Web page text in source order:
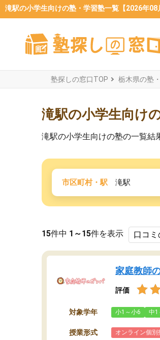
滝駅の小学生向けの塾・学習塾一覧【2026年08
塾探しの窓口TOP 栃木県の塾
滝駅の小学生向け
滝駅の小学生向けの塾の一覧結
市区町村・駅 滝駅
15件中 1～15件を表示
家庭教師
評価
対象学年 小1～小6 中1
授業形式 オンライン個別